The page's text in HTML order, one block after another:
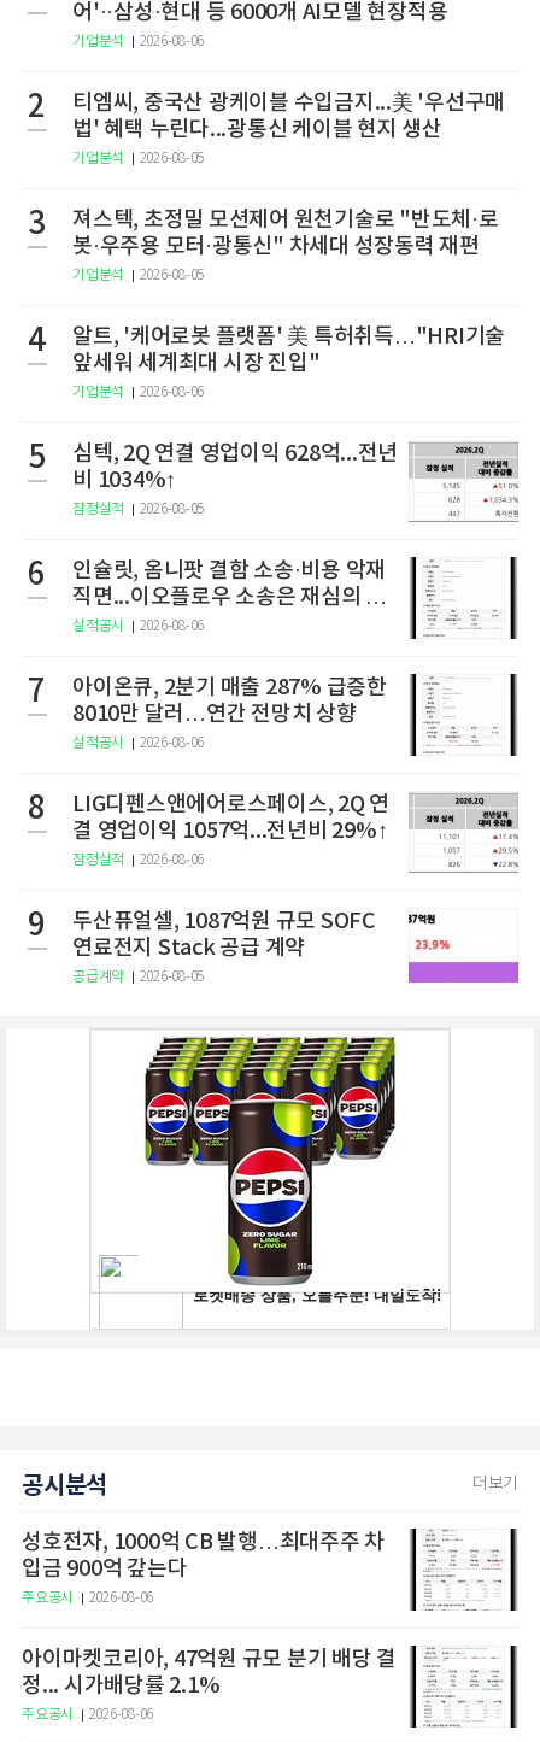
어'··삼성·현대 등 6000개 AI모델 현장적용
기업분석 2026-08-06
2
티엠씨, 중국산 광케이블 수입금지...美 '우선구매
법' 혜택 누린다...광통신 케이블 현지 생산
기업분석 2026-08-05
3
져스텍, 초정밀 모션제어 원천기술로 "반도체·로
봇·우주용 모터·광통신" 차세대 성장동력 재편
기업분석 2026-08-05
4
알트, '케어로봇 플랫폼' 美 특허취득…"HRI기술
앞세워 세계최대 시장 진입"
기업분석 2026-08-06
5
심텍, 2Q 연결 영업이익 628억...전년
비 1034%↑
잠정실적 2026-08-05
6
인슐릿, 옴니팟 결함 소송·비용 악재
직면...이오플로우 소송은 재심의 청
구
실적공시 2026-08-06
7
아이온큐, 2분기 매출 287% 급증한
8010만 달러…연간 전망치 상향
실적공시 2026-08-06
8
LIG디펜스앤에어로스페이스, 2Q 연
결 영업이익 1057억...전년비 29%↑
잠정실적 2026-08-06
9
두산퓨얼셀, 1087억원 규모 SOFC
연료전지 Stack 공급 계약
공급계약 2026-08-05
공시분석 더보기
성호전자, 1000억 CB 발행…최대주주 차
입금 900억 갚는다
주요공시 2026-08-06
아이마켓코리아, 47억원 규모 분기 배당 결
정... 시가배당률 2.1%
주요공시 2026-08-06